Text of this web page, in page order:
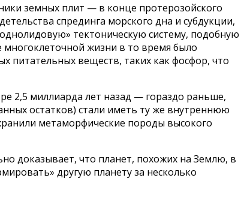
земных плит — в конце протерозойского
спрединга морского дна и субдукции,
тектоническую систему, подобную
многоклеточной жизни в то время было
питательных веществ, таких как фосфор, что
2,5 миллиарда лет назад — гораздо раньше,
остатков) стали иметь ту же внутреннюю
метаморфические породы высокого
доказывает, что планет, похожих на Землю, в
другую планету за несколько